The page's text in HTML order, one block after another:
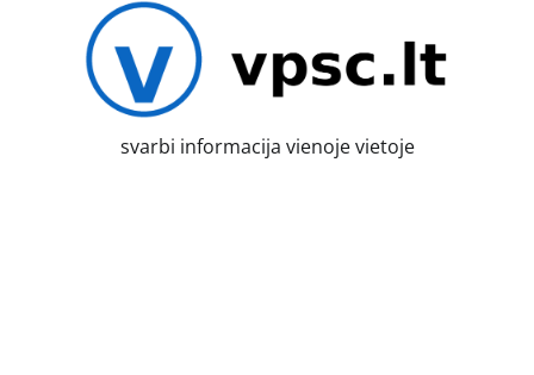
svarbi informacija vienoje vietoje